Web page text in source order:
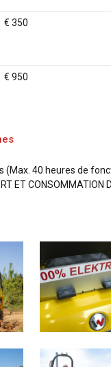
€ 350
€ 950
(Max. 40 heures de
ET CONSOMMATION